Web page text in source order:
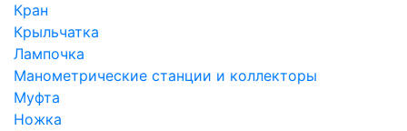
Кран
Крыльчатка
Лампочка
Манометрические станции и коллекторы
Муфта
Ножка